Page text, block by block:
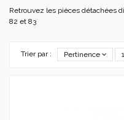
Retrouvez les pièces détachées
82 et 83
Trier par : Pertinence